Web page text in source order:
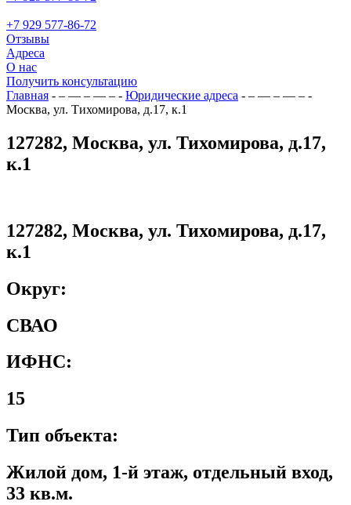
+7 929 577-86-72
Отзывы
Адреса
О нас
Получить консультацию
Главная - – — – — – - Юридические адреса - – — – — – -
Москва, ул. Тихомирова, д.17, к.1
127282, Москва, ул. Тихомирова, д.17,
к.1
127282, Москва, ул. Тихомирова, д.17,
к.1
Округ:
СВАО
ИФНС:
15
Тип объекта:
Жилой дом, 1-й этаж, отдельный вход,
33 кв.м.